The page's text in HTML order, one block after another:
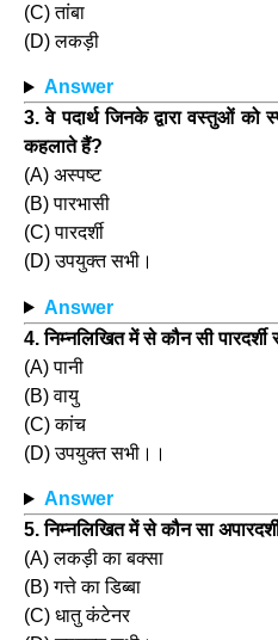
(C) तांबा
(D) लकड़ी
Answer
3. वे पदार्थ जिनके द्वारा वस्तुओं
कहलाते हैं?
(A) अस्पष्ट
(B) पारभासी
(C) पारदर्शी
(D) उपयुक्त सभी।
Answer
4. निम्नलिखित में से कौन सी पारदर्शी
(A) पानी
(B) वायु
(C) कांच
(D) उपयुक्त सभी।।
Answer
5. निम्नलिखित में से कौन सा
(A) लकड़ी का बक्सा
(B) गत्ते का डिब्बा
(C) धातु कंटेनर